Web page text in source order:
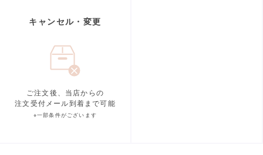
キャンセル・変更
ご注文後、当店からの
注文受付メール到着まで可能
※一部条件がございます